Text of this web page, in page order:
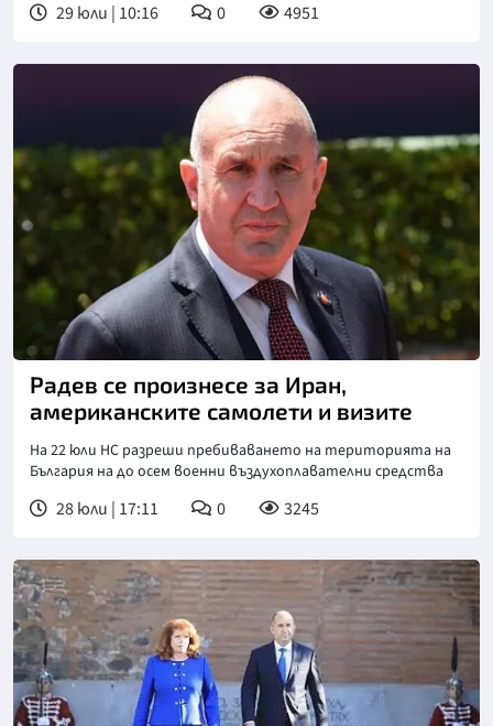
29 юли | 10:16 0 4951
Снимка: БГНЕС
Радев се произнесе за Иран,
американските самолети и визите
На 22 юли НС разреши пребиваването на територията на
България на до осем военни въздухоплавателни средства
28 юли | 17:11 0 3245